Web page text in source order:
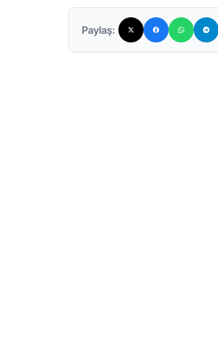
Paylaş: